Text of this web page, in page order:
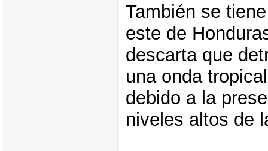
También se
este de
descarta que
una onda
debido a la
niveles altos de